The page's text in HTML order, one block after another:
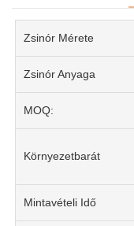
Zsinór Mérete
Zsinór Anyaga
MOQ:
Környezetbarát
Mintavételi Idő